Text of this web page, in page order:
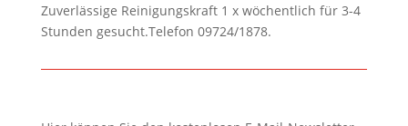
Zuverlässige Reinigungskraft 1 x wöchentlich für 3-4
Stunden gesucht.Telefon 09724/1878.